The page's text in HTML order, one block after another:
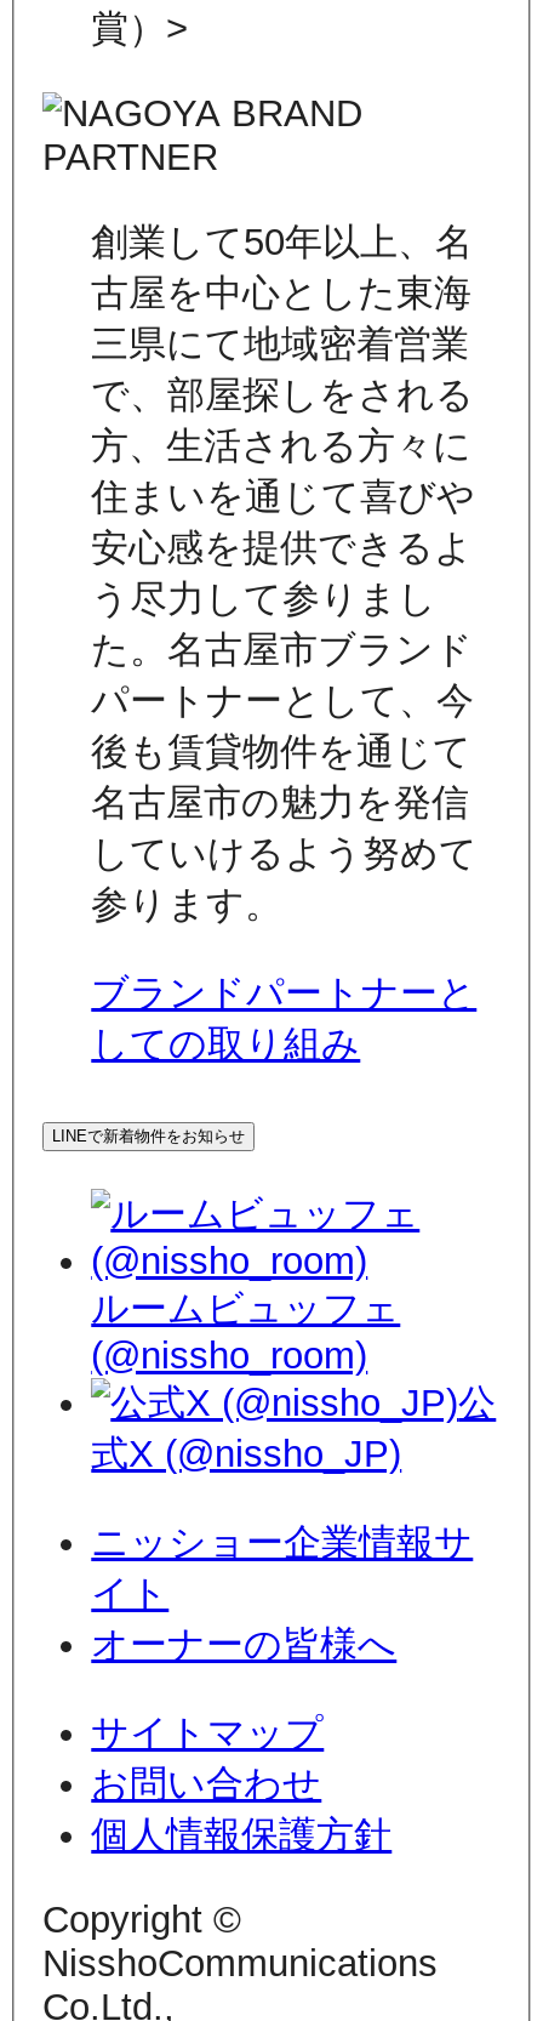
賞）>
創業して50年以上、名
古屋を中心とした東海
三県にて地域密着営業
で、部屋探しをされる
方、生活される方々に
住まいを通じて喜びや
安心感を提供できるよ
う尽力して参りまし
た。名古屋市ブランド
パートナーとして、今
後も賃貸物件を通じて
名古屋市の魅力を発信
していけるよう努めて
参ります。
ブランドパートナーと
しての取り組み
LINEで新着物件をお知らせ
ルームビュッフェ
(@nissho_room)
公
式X (@nissho_JP)
ニッショー企業情報サ
イト
オーナーの皆様へ
サイトマップ
お問い合わせ
個人情報保護方針
Copyright ©
NisshoCommunications
Co.Ltd.,